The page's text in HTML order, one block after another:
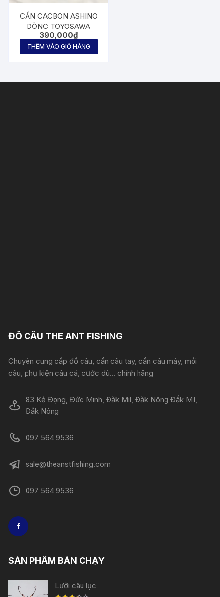
CẦN CACBON ASHINO
DÒNG TOYOSAWA
390,000₫
THÊM VÀO GIỎ HÀNG
ĐỒ CÂU THE ANT FISHING
Chuyên cung cấp đồ câu, cần câu tay, cần câu máy, mồi
câu, phụ kiện câu cá, cước dù... chính hãng
83 Kẻ Đọng, Đức Minh, Đăk Mil, Đăk Nông Đắk Mil,
Đắk Nông
097 564 9536
sale@theanstfishing.com
097 564 9536
SẢN PHẨM BÁN CHẠY
Lưỡi câu lục